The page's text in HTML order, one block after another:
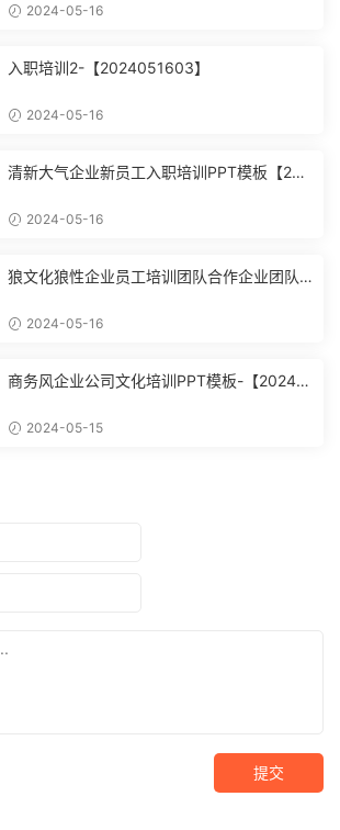
2024-05-16
入职培训2-【2024051603】
2024-05-16
清新大气企业新员工入职培训PPT模板【202
2024-05-16
狼文化狼性企业员工培训团队合作企业团队
2024-05-16
商务风企业公司文化培训PPT模板-【20240
2024-05-15
提交